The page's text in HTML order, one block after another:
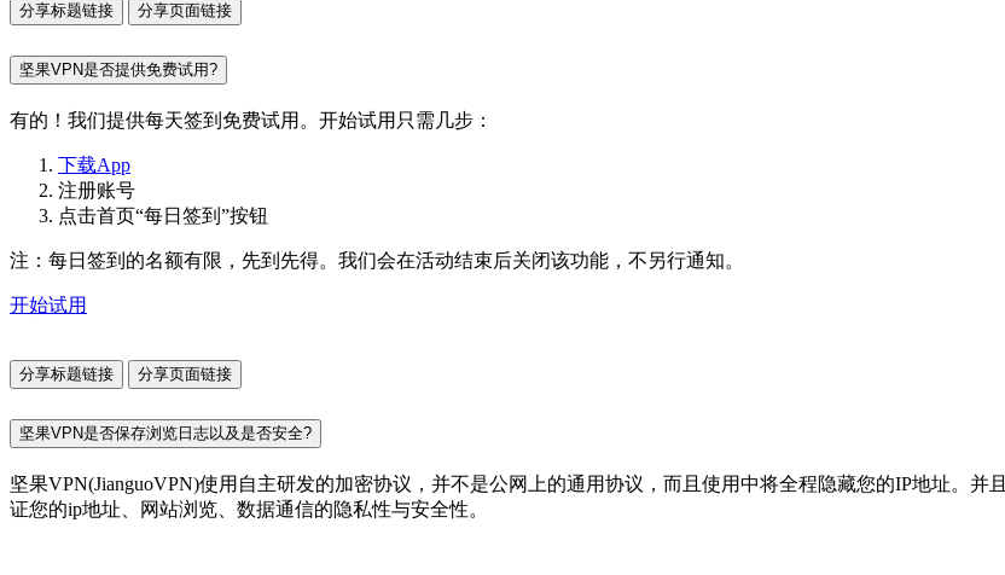
分享标题链接 分享页面链接
坚果VPN是否提供免费试用?
有的！我们提供每天签到免费试用。开始试用只需几步：
下载App
注册账号
点击首页“每日签到”按钮
注：每日签到的名额有限，先到先得。我们会在活动结束后关闭该功能，不另行通知。
开始试用
分享标题链接 分享页面链接
坚果VPN是否保存浏览日志以及是否安全?
坚果VPN(JianguoVPN)使用自主研发的加密协议，并不是公网上的通用协议，而且使用中将全程隐藏您的IP地址。
证您的ip地址、网站浏览、数据通信的隐私性与安全性。